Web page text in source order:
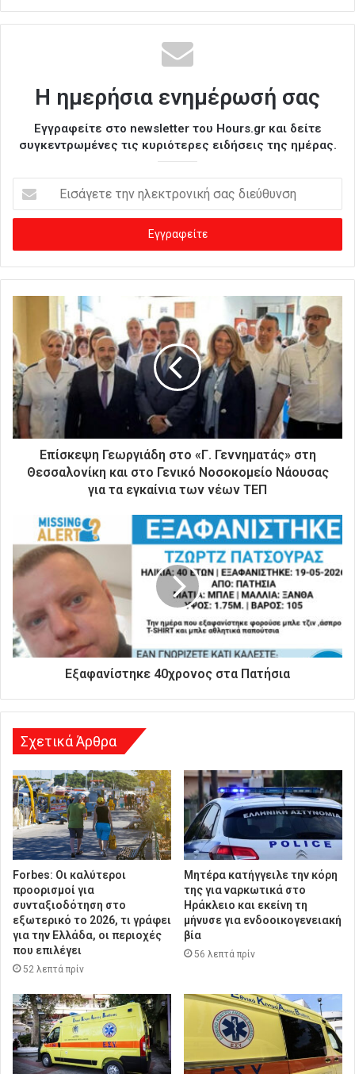
Η ημερήσια ενημέρωσή σας
Εγγραφείτε στο newsletter του Hours.gr και δείτε
συγκεντρωμένες τις κυριότερες ειδήσεις της ημέρας.
σ
γ
ε
η
ν
η
λ
ε
κ
τ
α
ι
ε
ύ
ν
Επίσκεψη Γεωργιάδη στο «Γ. Γεννηματάς» στη
Θεσσαλονίκη και στο Γενικό Νοσοκομείο Νάουσας
για τα εγκαίνια των νέων ΤΕΠ
Εξαφανίστηκε 40χρονος στα Πατήσια
Σχετικά Άρθρα
Forbes: Οι καλύτεροι
προορισμοί για
συνταξιοδότηση στο
εξωτερικό το 2026, τι γράφει
για την Ελλάδα, οι περιοχές
που επιλέγει
52 λεπτά πρίν
Μητέρα κατήγγειλε την κόρη
της για ναρκωτικά στο
Ηράκλειο και εκείνη τη
μήνυσε για ενδοοικογενειακή
βία
56 λεπτά πρίν